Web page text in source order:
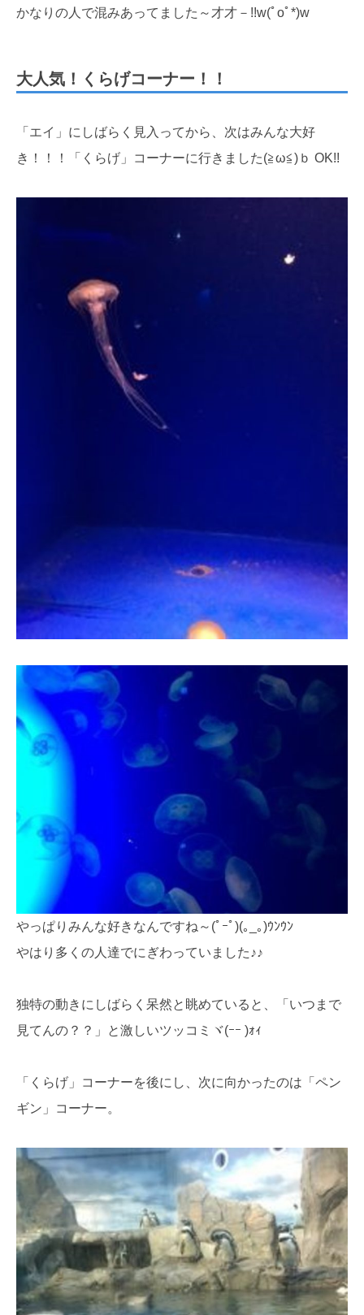
かなりの人で混みあってました～才才－!!w(ﾟoﾟ*)w
大人気！くらげコーナー！！
「エイ」にしばらく見入ってから、次はみんな大好
き！！！「くらげ」コーナーに行きました(≧ω≦)ｂ OK!!
やっぱりみんな好きなんですね～(ﾟｰﾟ)(｡_｡)ｳﾝｳﾝ
やはり多くの人達でにぎわっていました♪♪
独特の動きにしばらく呆然と眺めていると、「いつまで
見てんの？？」と激しいツッコミヾ(ｰｰ )ｫｨ
「くらげ」コーナーを後にし、次に向かったのは「ペン
ギン」コーナー。